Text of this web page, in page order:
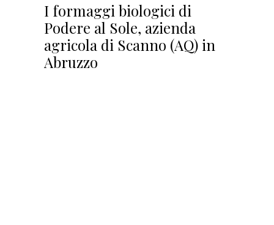
I formaggi biologici di
Podere al Sole, azienda
agricola di Scanno (AQ) in
Abruzzo